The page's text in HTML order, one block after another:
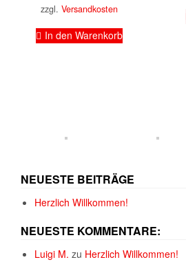
zzgl.Versandkosten
In den Warenkorb
NEUESTE BEITRÄGE
Herzlich Willkommen!
NEUESTE KOMMENTARE:
Luigi M. zu Herzlich Willkommen!